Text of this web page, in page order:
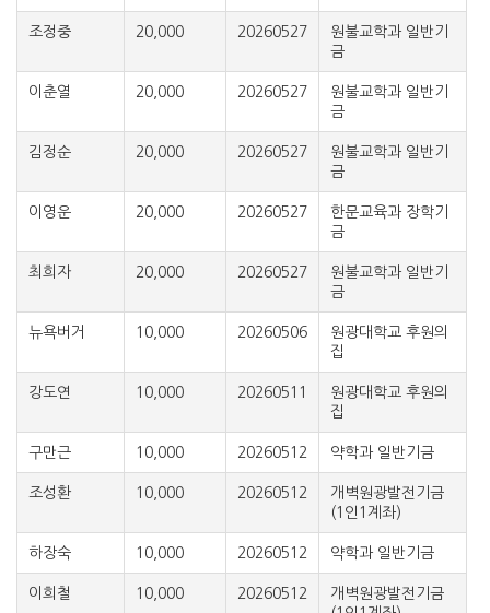
조정중 20,000 20260527
원불교학과 일반기
금
이춘열 20,000 20260527
원불교학과 일반기
금
김정순 20,000 20260527
원불교학과 일반기
금
이영운 20,000 20260527
한문교육과 장학기
금
최희자 20,000 20260527
원불교학과 일반기
금
뉴욕버거 10,000 20260506
원광대학교 후원의
집
강도연 10,000 20260511
원광대학교 후원의
집
구만근 10,000 20260512 약학과 일반기금
조성환 10,000 20260512
개벽원광발전기금
(1인1계좌)
하장숙 10,000 20260512 약학과 일반기금
이희철 10,000 20260512
개벽원광발전기금